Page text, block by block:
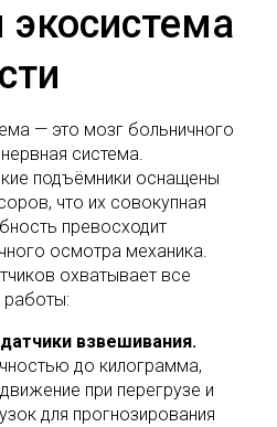
экосистема
— это мозг больничного
система.
подъёмники оснащены
что их совокупная
превосходит
осмотра механика.
охватывает все
работы:
взвешивания.
до килограмма,
при перегрузе и
для прогнозирования